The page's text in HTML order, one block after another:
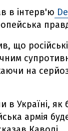
в інтерв'ю
що російські
на
в Україні, як
армія